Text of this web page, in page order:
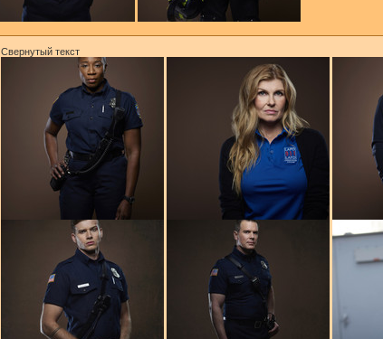
Свернутый текст